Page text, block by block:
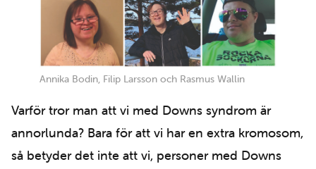
Annika Bodin, Filip Larsson och Rasmus Wallin
Varför tror man att vi med Downs syndrom är
annorlunda? Bara för att vi har en extra kromosom,
så betyder det inte att vi, personer med Downs